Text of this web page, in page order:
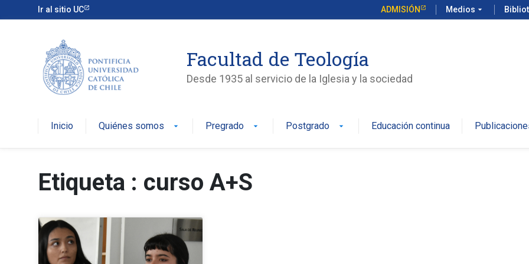
Ir al sitio UC ADMISIÓN Medios arrow_drop_down
Facultad de Teología
Desde 1935 al servicio de la Iglesia y la sociedad
Inicio Quiénes somos arrow_drop_down Pregrado arrow_drop_down Postgrado arrow_drop_down Educación continua
Etiqueta : curso A+S